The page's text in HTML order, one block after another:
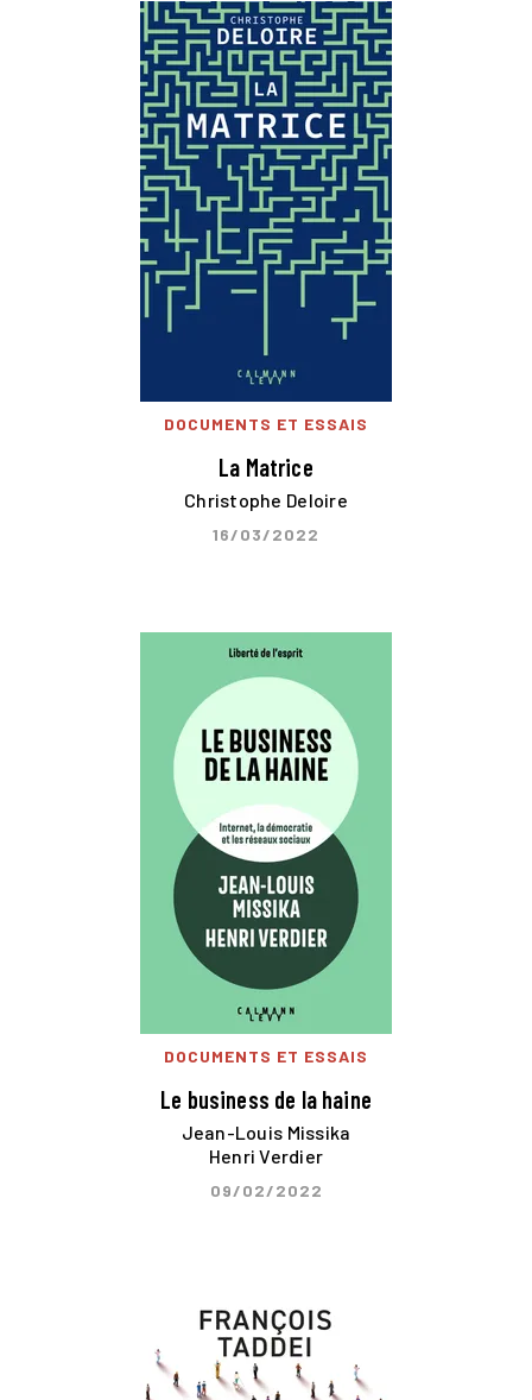
DOCUMENTS ET ESSAIS
La Matrice
Christophe Deloire
16/03/2022
DOCUMENTS ET ESSAIS
Le business de la haine
Jean-Louis Missika
Henri Verdier
09/02/2022